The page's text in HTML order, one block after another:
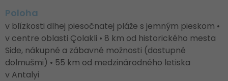
Poloha
v blízkosti dlhej piesočnatej pláže s jemným pieskom •
v centre oblasti Çolakli • 8 km od historického mesta
Side, nákupné a zábavné možnosti (dostupné
dolmušmi) • 55 km od medzinárodného letiska
v Antalyi